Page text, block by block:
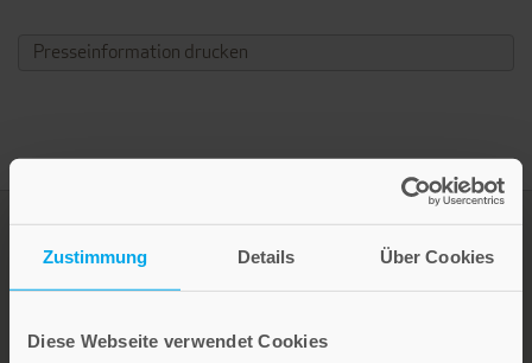
Zustimmung Details Über Cookies
Diese Webseite verwendet Cookies
Presseinformation drucken